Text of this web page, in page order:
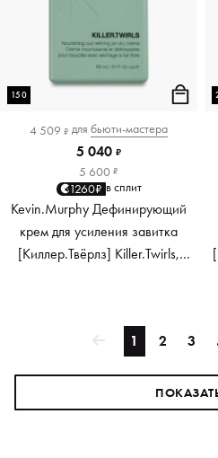
150
4 509 ₽ для бьюти-мастера
5 040 ₽
5 600 ₽
1260₽ в сплит
Kevin.Murphy Дефинирующий
крем для усиления завитка
[Киллер.Твёрлз] Killer.Twirls,
1 2 3